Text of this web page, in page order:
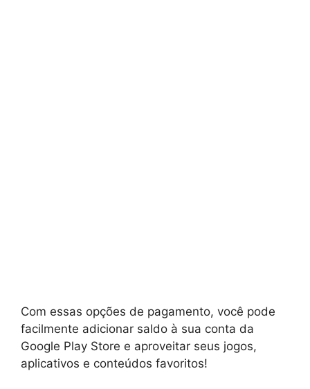
Com essas opções de pagamento, você pode
facilmente adicionar saldo à sua conta da
Google Play Store e aproveitar seus jogos,
aplicativos e conteúdos favoritos!